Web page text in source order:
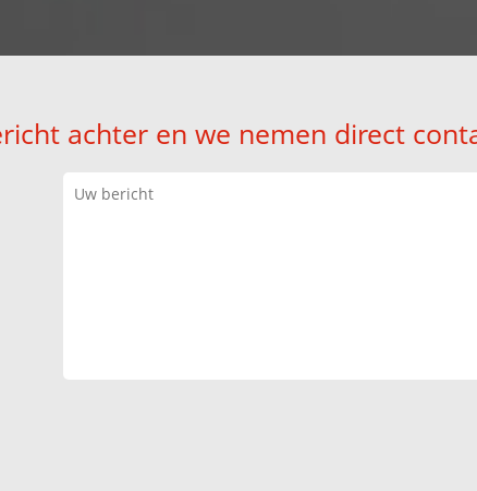
achter en we nemen direct